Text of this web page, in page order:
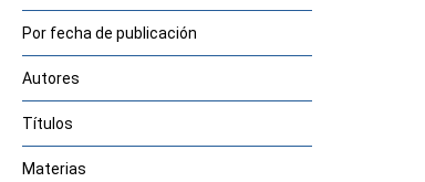
Por fecha de publicación
Autores
Títulos
Materias